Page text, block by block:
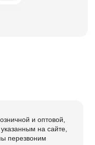
и оптовой,
на сайте,
перезвоним